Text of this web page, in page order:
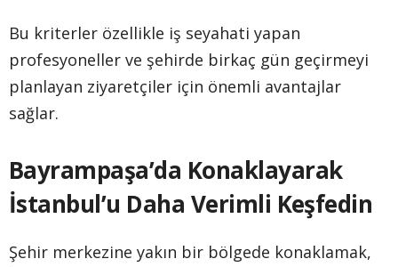
Bu kriterler özellikle iş seyahati yapan
profesyoneller ve şehirde birkaç gün geçirmeyi
planlayan ziyaretçiler için önemli avantajlar
sağlar.
Bayrampaşa’da Konaklayarak
İstanbul’u Daha Verimli Keşfedin
Şehir merkezine yakın bir bölgede konaklamak,